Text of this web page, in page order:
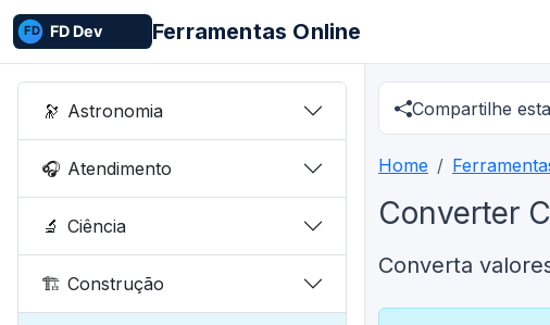
Ferramentas Online
🔭 Astronomia
🎧 Atendimento
🔬 Ciência
🏗️ Construção
Compartilhe
Home
Converter
Converta